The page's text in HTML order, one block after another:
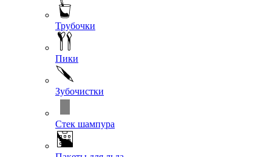
Трубочки
Пики
Зубочистки
Стек шампура